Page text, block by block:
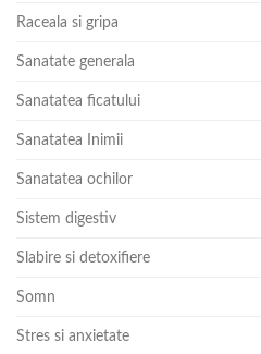
Raceala si gripa
Sanatate generala
Sanatatea ficatului
Sanatatea Inimii
Sanatatea ochilor
Sistem digestiv
Slabire si detoxifiere
Somn
Stres si anxietate